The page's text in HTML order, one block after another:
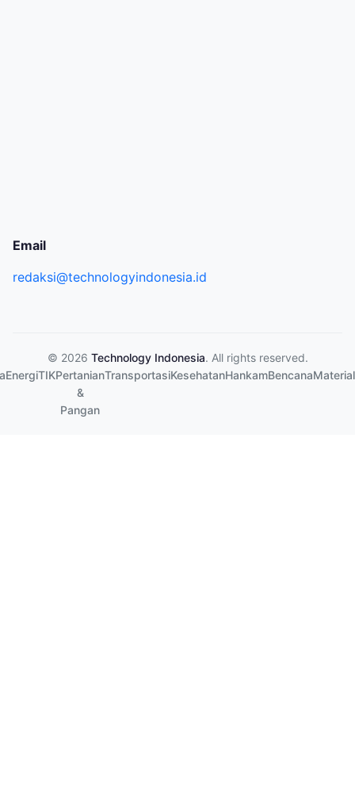
Email
redaksi@technologyindonesia.id
© 2026 Technology Indonesia. All rights reserved.
EnergiTIKPertanian
&
Pangan
TransportasiKesehatanHankamBencanaMaterial